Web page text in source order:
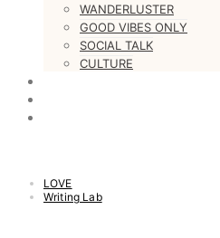
WANDERLUSTER
GOOD VIBES ONLY
SOCIAL TALK
CULTURE
LOVE
Writing Lab